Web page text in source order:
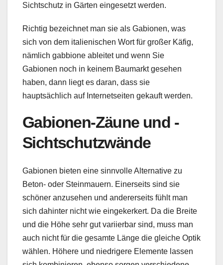
Sichtschutz in Gärten eingesetzt werden.
Richtig bezeichnet man sie als Gabionen, was
sich von dem italienischen Wort für großer Käfig,
nämlich gabbione ableitet und wenn Sie
Gabionen noch in keinem Baumarkt gesehen
haben, dann liegt es daran, dass sie
hauptsächlich auf Internetseiten gekauft werden.
Gabionen-Zäune und -
Sichtschutzwände
Gabionen bieten eine sinnvolle Alternative zu
Beton- oder Steinmauern. Einerseits sind sie
schöner anzusehen und andererseits fühlt man
sich dahinter nicht wie eingekerkert. Da die Breite
und die Höhe sehr gut variierbar sind, muss man
auch nicht für die gesamte Länge die gleiche Optik
wählen. Höhere und niedrigere Elemente lassen